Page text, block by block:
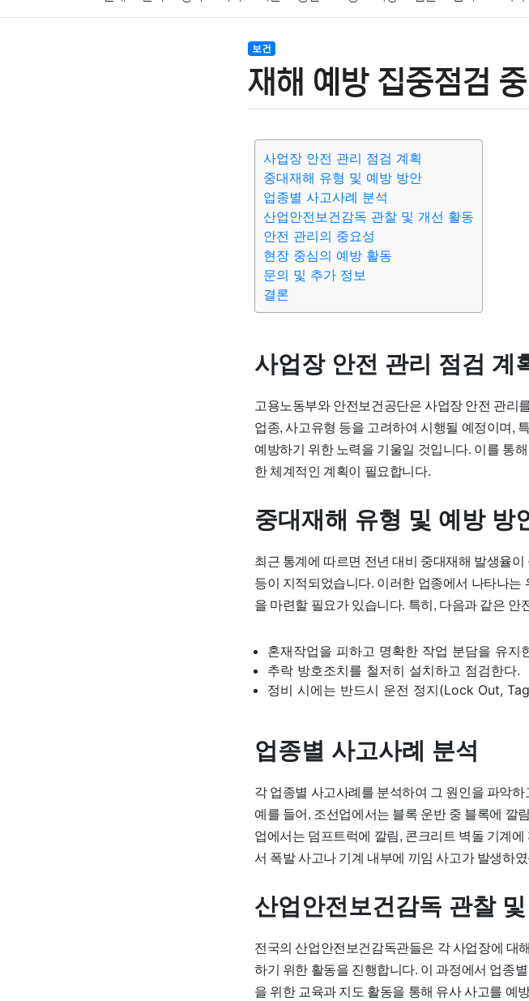
결혼 육아
기술 종교 사회 정치 건강 의료 의학
보건
재해 예방 집중점검
사업장 안전 관리 점검 계획
중대재해 유형 및 예방 방안
업종별 사고사례 분석
산업안전보건감독 관찰 및 개선 활동
안전 관리의 중요성
현장 중심의 예방 활동
문의 및 추가 정보
결론
사업장 안전 관리 점검 계
고용노동부와 안전보건공단은 사업장 안전 관리
업종, 사고유형 등을 고려하여 시행될 예정이며,
예방하기 위한 노력을 기울일 것입니다. 이를 통
한 체계적인 계획이 필요합니다.
중대재해 유형 및 예방 방
최근 통계에 따르면 전년 대비 중대재해 발생율
등이 지적되었습니다. 이러한 업종에서 나타나
을 마련할 필요가 있습니다. 특히, 다음과 같은
혼재작업을 피하고 명확한 작업 분담을 유지
추락 방호조치를 철저히 설치하고 점검한다.
정비 시에는 반드시 운전 정지(Lock Out,
업종별 사고사례 분석
각 업종별 사고사례를 분석하여 그 원인을 파악
예를 들어, 조선업에서는 블록 운반 중 블록에 깔
업에서는 덤프트럭에 깔림, 콘크리트 벽돌 기계
서 폭발 사고나 기계 내부에 끼임 사고가 발생하
산업안전보건감독 관찰
전국의 산업안전보건감독관들은 각 사업장에 대
하기 위한 활동을 진행합니다. 이 과정에서 업종
을 위한 교육과 지도 활동을 통해 유사 사고를 예